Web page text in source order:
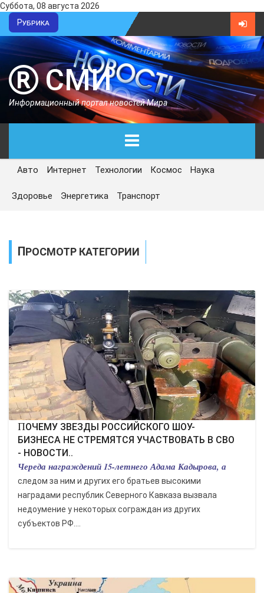
Суббота, 08 августа 2026
Рубрика
СМИ
Информационный портал новостей Мира
ГЛАВНАЯ
СЕГОДНЯ
КУЛЬТУРА
ВОЕННЫЕ ДЕЙСТВИЯ
ПРОИСШЕСТВИЯ
Авто Интернет Технологии Космос Наука
Здоровье Энергетика Транспорт
ПРОСМОТР КАТЕГОРИИ
ПОЧЕМУ ЗВЕЗДЫ РОССИЙСКОГО ШОУ-
БИЗНЕСА НЕ СТРЕМЯТСЯ УЧАСТВОВАТЬ В СВО
- НОВОСТИ..
Череда награждений 15-летнего Адама Кадырова, а
следом за ним и других его братьев высокими
наградами республик Северного Кавказа вызвала
недоумение у некоторых сограждан из других
субъектов РФ....